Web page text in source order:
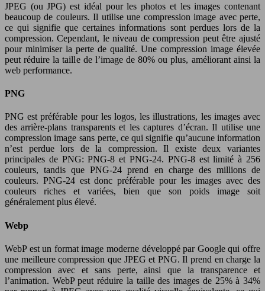
JPEG (ou JPG) est idéal pour les photos et les images contenant
beaucoup de couleurs. Il utilise une compression image avec perte,
ce qui signifie que certaines informations sont perdues lors de la
compression. Cependant, le niveau de compression peut être ajusté
pour minimiser la perte de qualité. Une compression image élevée
peut réduire la taille de l’image de 80% ou plus, améliorant ainsi la
web performance.
PNG
PNG est préférable pour les logos, les illustrations, les images avec
des arrière-plans transparents et les captures d’écran. Il utilise une
compression image sans perte, ce qui signifie qu’aucune information
n’est perdue lors de la compression. Il existe deux variantes
principales de PNG: PNG-8 et PNG-24. PNG-8 est limité à 256
couleurs, tandis que PNG-24 prend en charge des millions de
couleurs. PNG-24 est donc préférable pour les images avec des
couleurs riches et variées, bien que son poids image soit
généralement plus élevé.
Webp
WebP est un format image moderne développé par Google qui offre
une meilleure compression que JPEG et PNG. Il prend en charge la
compression avec et sans perte, ainsi que la transparence et
l’animation. WebP peut réduire la taille des images de 25% à 34%